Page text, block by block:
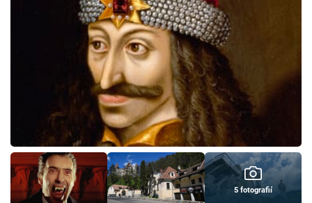
TV Program
Sledujte prima+
Přihlášení
5 fotografií